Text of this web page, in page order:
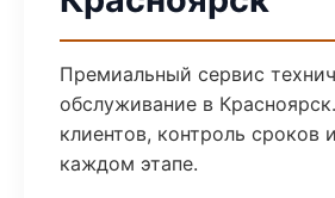
Премиальный сервис
обслуживание в
клиентов, контроль сроков
каждом этапе.